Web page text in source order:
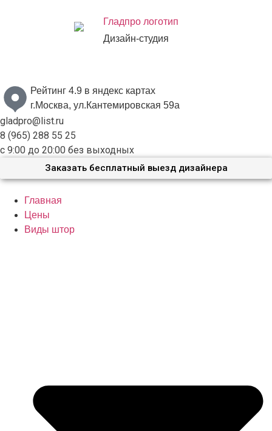
Дизайн-студия
Рейтинг 4.9 в яндекс картах
г.Москва, ул.Кантемировская 59а
gladpro@list.ru
8 (965) 288 55 25
с 9:00 до 20:00 без выходных
Заказать бесплатный выезд дизайнера
Главная
Цены
Виды штор